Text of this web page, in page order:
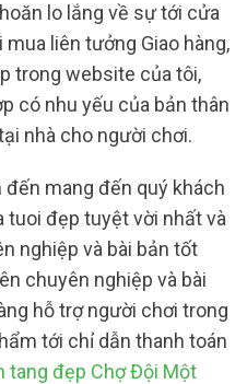
lo lắng về sự tới cửa
liên tưởng Giao hàng,
trong website của tôi,
có nhu yếu của bản thân
nhà cho người chơi.
mang đến quý khách
tuoi đẹp tuyệt vời nhất và
nghiệp và bài bản tốt
chuyên nghiệp và bài
hỗ trợ người chơi trong
tới chỉ dẫn thanh toán
tang đẹp Chợ Đội Một